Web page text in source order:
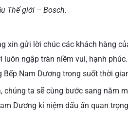
Thế giới – Bosch.
xin gửi lời chúc các khách hàng
ngập tràn niềm vui, hạnh
Nam Dương trong suốt thời
chúng ta sẽ cùng bước sang năm
Dương kỉ niệm dấu ấn quan